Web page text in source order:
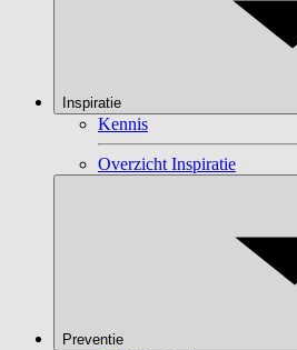
Inspiratie
Kennis
Overzicht Inspiratie
Preventie